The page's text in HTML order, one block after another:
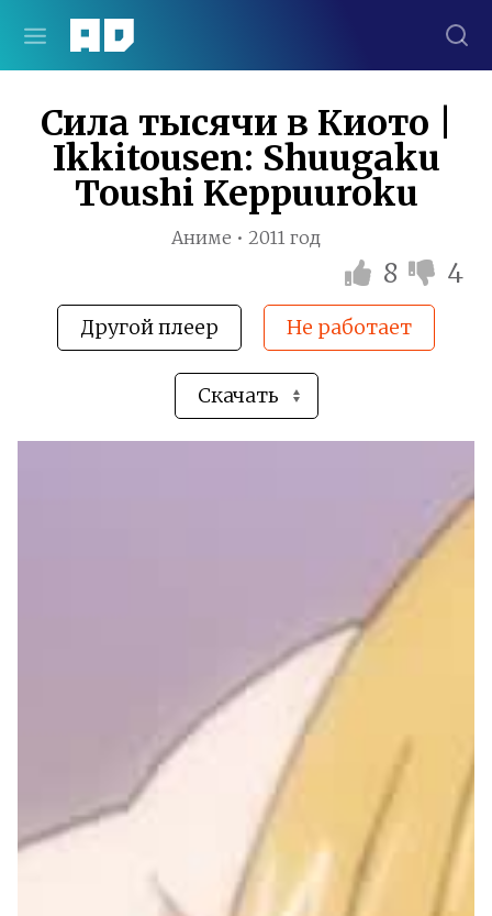
Сила тысячи в Киото |
Ikkitousen: Shuugaku
Toushi Keppuuroku
Аниме • 2011 год
8 4
Другой плеер Не работает